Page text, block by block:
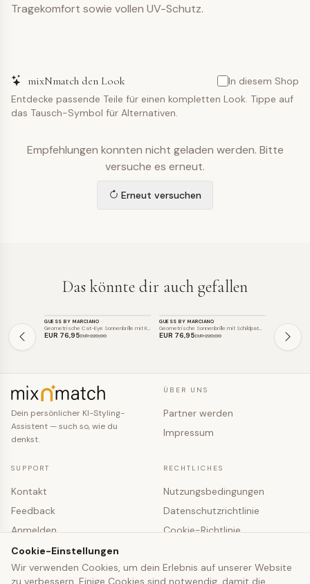
Tragekomfort sowie vollen UV-Schutz.
mixNmatch den Look
In diesem Shop
Entdecke passende Teile für einen kompletten Look. Tippe auf
das Tausch-Symbol für Alternativen.
Empfehlungen konnten nicht geladen werden. Bitte
versuche es erneut.
Erneut versuchen
Das könnte dir auch gefallen
SALE
GUESS BY MARCIANO
Geometrische Cat-Eye Sonnenbrille mit K…
EUR 76,95EUR 220,00
SALE
GUESS BY MARCIANO
Geometrische Sonnenbrille mit Schildpat…
EUR 76,95EUR 220,00
SALE
EUR 51
Dein persönlicher KI-Styling-
Assistent — such so, wie du
denkst.
ÜBER UNS
Partner werden
Impressum
SUPPORT
Kontakt
Feedback
Anmelden
Registrieren
RECHTLICHES
Nutzungsbedingungen
Datenschutzrichtlinie
Cookie-Richtlinie
Cookie-Einstellungen
Wir verwenden Cookies, um dein Erlebnis auf unserer Website
zu verbessern. Einige Cookies sind notwendig, damit die